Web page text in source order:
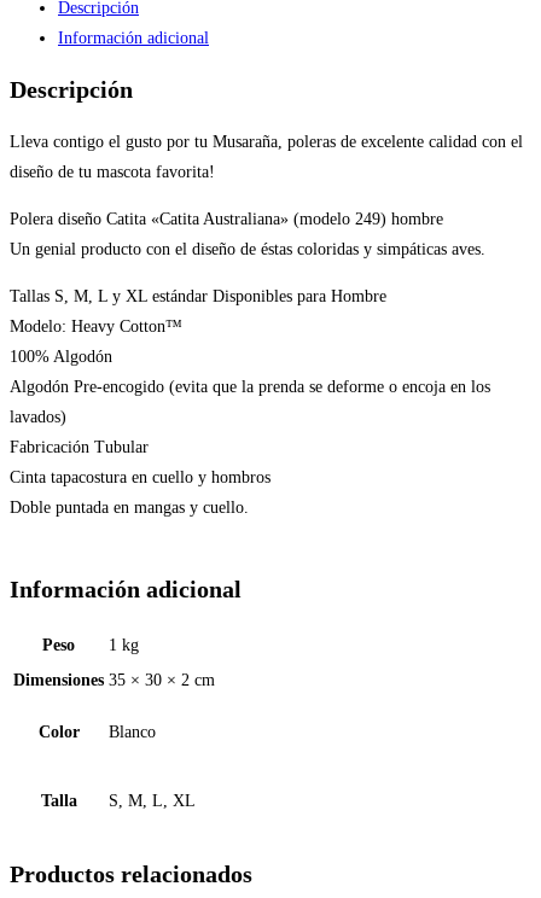
Descripción
Información adicional
Descripción
Lleva contigo el gusto por tu Musaraña, poleras de excelente calidad con el
diseño de tu mascota favorita!
Polera diseño Catita «Catita Australiana» (modelo 249) hombre
Un genial producto con el diseño de éstas coloridas y simpáticas aves.
Tallas S, M, L y XL estándar Disponibles para Hombre
Modelo: Heavy Cotton™
100% Algodón
Algodón Pre-encogido (evita que la prenda se deforme o encoja en los
lavados)
Fabricación Tubular
Cinta tapacostura en cuello y hombros
Doble puntada en mangas y cuello.
Información adicional
Peso
1 kg
Dimensiones 35 × 30 × 2 cm
Color Blanco
Talla S, M, L, XL
Productos relacionados